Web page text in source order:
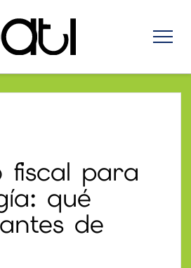
fiscal para
qué
de